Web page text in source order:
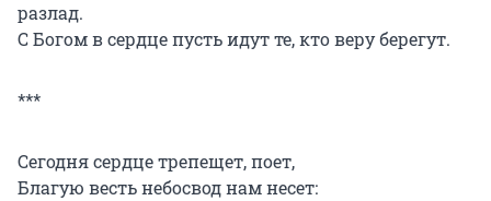
разлад.
С Богом в сердце пусть идут те, кто веру берегут.
***
Сегодня сердце трепещет, поет,
Благую весть небосвод нам несет: